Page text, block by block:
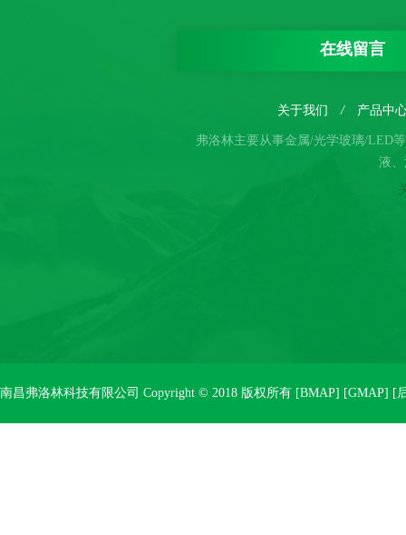
在线留言
关于我们 / 产品中
弗洛林主要从事金属/光学玻璃/LED
液
南昌弗洛林科技有限公司 Copyright © 2018 版权所有 [BMAP] [GMAP] [